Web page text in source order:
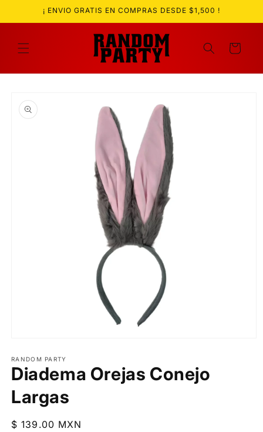
directamente
al contenido
¡ ENVIO GRATIS EN COMPRAS DESDE $1,500 !
Carrito
a la
información
multimedia
1
en
ventana
modal
RANDOM PARTY
Diadema Orejas Conejo
Largas
Precio
$ 139.00 MXN